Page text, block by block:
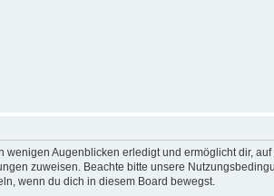
Augenblicken erledigt und ermöglicht dir,
zuweisen. Beachte bitte unsere
wenn du dich in diesem Board bewegst.